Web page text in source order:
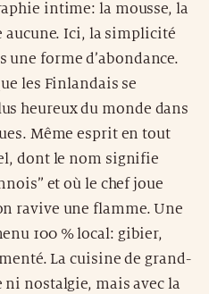
intime: la mousse, la
aucune. Ici, la simplicité
une forme d’abondance.
les Finlandais se
heureux du monde dans
Même esprit en tout
dont le nom signifie
et où le chef joue
ravive une flamme. Une
100 % local: gibier,
La cuisine de grand-
nostalgie, mais avec la